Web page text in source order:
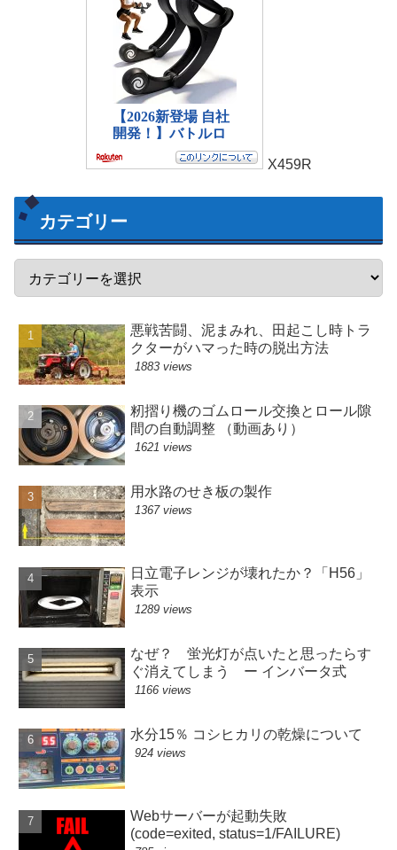
X459R
カテゴリー
悪戦苦闘、泥まみれ、田起こし時トラ
クターがハマった時の脱出方法
1883 views
籾摺り機のゴムロール交換とロール隙
間の自動調整 （動画あり）
1621 views
用水路のせき板の製作
1367 views
日立電子レンジが壊れたか？「H56」
表示
1289 views
なぜ？ 蛍光灯が点いたと思ったらす
ぐ消えてしまう ー インバータ式
1166 views
水分15％ コシヒカリの乾燥について
924 views
Webサーバーが起動失敗
(code=exited, status=1/FAILURE)